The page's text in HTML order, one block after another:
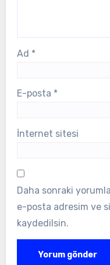
Ad *
E-posta *
İnternet sitesi
Daha sonraki
e-posta adresim ve
kaydedilsin.